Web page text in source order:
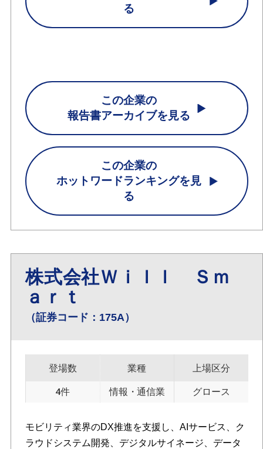
る
この企業の
報告書アーカイブを見る
この企業の
ホットワードランキングを見
る
株式会社Ｗｉｌｌ Ｓｍ
ａｒｔ
（証券コード：175A）
登場数
4件
業種
情報・通信業
上場区分
グロース
モビリティ業界のDX推進を支援し、AIサービス、ク
ラウドシステム開発、デジタルサイネージ、データ